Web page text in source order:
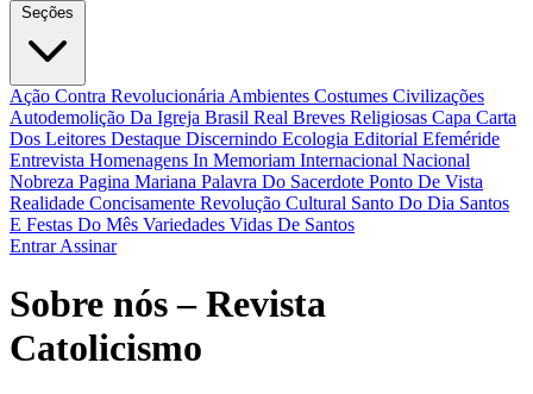
Seções
Ação Contra Revolucionária Ambientes Costumes Civilizações
Autodemolição Da Igreja Brasil Real Breves Religiosas Capa Carta
Dos Leitores Destaque Discernindo Ecologia Editorial Efeméride
Entrevista Homenagens In Memoriam Internacional Nacional
Nobreza Pagina Mariana Palavra Do Sacerdote Ponto De Vista
Realidade Concisamente Revolução Cultural Santo Do Dia Santos
E Festas Do Mês Variedades Vidas De Santos
EntrarAssinar
Sobre nós – Revista
Catolicismo